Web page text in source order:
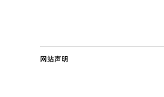
网站声明